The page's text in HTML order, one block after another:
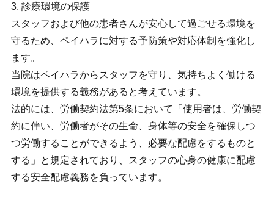
3. 診療環境の保護
スタッフおよび他の患者さんが安心して過ごせる環境を
守るため、ペイハラに対する予防策や対応体制を強化し
ます。
当院はペイハラからスタッフを守り、気持ちよく働ける
環境を提供する義務があると考えています。
法的には、労働契約法第5条において「使用者は、労働契
約に伴い、労働者がその生命、身体等の安全を確保しつ
つ労働することができるよう、必要な配慮をするものと
する」と規定されており、スタッフの心身の健康に配慮
する安全配慮義務を負っています。